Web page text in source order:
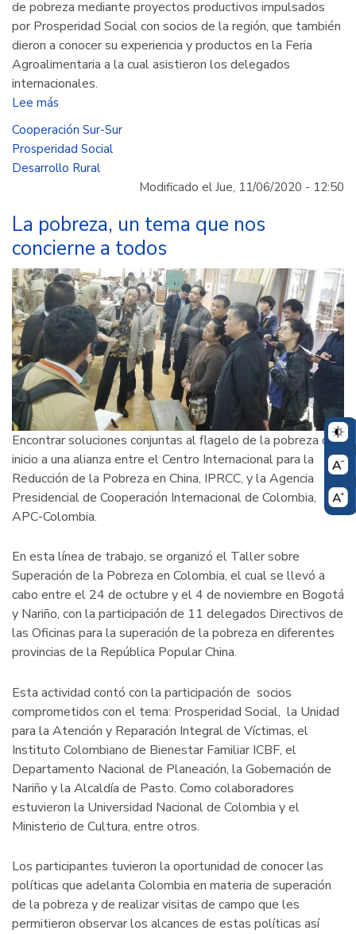
de pobreza mediante proyectos productivos impulsados
por Prosperidad Social con socios de la región, que también
dieron a conocer su experiencia y productos en la Feria
Agroalimentaria a la cual asistieron los delegados
internacionales.
Lee más
Colombia
enseña
a
de
inclusión
social
y
productiva
Cooperación Sur-Sur
Prosperidad Social
Desarrollo Rural
Modificado el Jue, 11/06/2020 - 12:50
La pobreza, un tema que nos
concierne a todos
Encontrar soluciones conjuntas al flagelo de la pobreza dio
inicio a una alianza entre el Centro Internacional para la
Reducción de la Pobreza en China, IPRCC, y la Agencia
Presidencial de Cooperación Internacional de Colombia,
APC-Colombia.
En esta línea de trabajo, se organizó el Taller sobre
Superación de la Pobreza en Colombia, el cual se llevó a
cabo entre el 24 de octubre y el 4 de noviembre en Bogotá
y Nariño, con la participación de 11 delegados Directivos de
las Oficinas para la superación de la pobreza en diferentes
provincias de la República Popular China.
Esta actividad contó con la participación de socios
comprometidos con el tema: Prosperidad Social, la Unidad
para la Atención y Reparación Integral de Víctimas, el
Instituto Colombiano de Bienestar Familiar ICBF, el
Departamento Nacional de Planeación, la Gobernación de
Nariño y la Alcaldía de Pasto. Como colaboradores
estuvieron la Universidad Nacional de Colombia y el
Ministerio de Cultura, entre otros.
Los participantes tuvieron la oportunidad de conocer las
políticas que adelanta Colombia en materia de superación
de la pobreza y de realizar visitas de campo que les
permitieron observar los alcances de estas políticas así